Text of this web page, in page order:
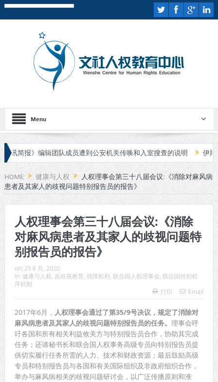
Menu
报》编辑团队成员遭到公安机关传唤和入室搜查的说明 伊斯兰国
庭审
HOME 健康与人权
人权理事会第三十八届会议:《消除对麻风病
患者及其家人的歧视问题特别报告员的报告》
人权理事会第三十八届会议:《消除
对麻风病患者及其家人的歧视问题特
别报告员的报告》
on: 25 6 月, 2020
In: 健康与人权 反歧视教育 残障权利 联合国人权理事会 联合国特别程
序机制
打印
Email
2017年6月， 人权理事会通过了第35/9号决议，规定了消除对
麻风病患者及其家人的歧视问题特别报告员的任务。 理事会呼
吁各国和所有相关利益攸关方与特别报告员合作，协助其完成
任务；还请秘书长和联合国人权事务高级专员向特别报告员提
供切实履行任务所需的人力、技术和财政资源；最后鼓励高级
专员和特别报告员与各国和有关国际组织及非政府组织合作，
举办与麻风病相关的歧视问题研讨会，以广泛传播原则和准